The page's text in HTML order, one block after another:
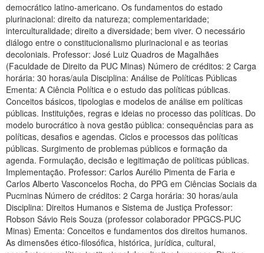
democrático latino-americano. Os fundamentos do estado
plurinacional: direito da natureza; complementaridade;
interculturalidade; direito a diversidade; bem viver. O necessário
diálogo entre o constitucionalismo plurinacional e as teorias
decoloniais. Professor: José Luiz Quadros de Magalhães
(Faculdade de Direito da PUC Minas) Número de créditos: 2 Carga
horária: 30 horas/aula Disciplina: Análise de Políticas Públicas
Ementa: A Ciência Política e o estudo das políticas públicas.
Conceitos básicos, tipologias e modelos de análise em políticas
públicas. Instituições, regras e ideias no processo das políticas. Do
modelo burocrático à nova gestão pública: consequências para as
políticas, desafios e agendas. Ciclos e processos das políticas
públicas. Surgimento de problemas públicos e formação da
agenda. Formulação, decisão e legitimação de políticas públicas.
Implementação. Professor: Carlos Aurélio Pimenta de Faria e
Carlos Alberto Vasconcelos Rocha, do PPG em Ciências Sociais da
Pucminas Número de créditos: 2 Carga horária: 30 horas/aula
Disciplina: Direitos Humanos e Sistema de Justiça Professor:
Robson Sávio Reis Souza (professor colaborador PPGCS-PUC
Minas) Ementa: Conceitos e fundamentos dos direitos humanos.
As dimensões ético-filosófica, histórica, jurídica, cultural,